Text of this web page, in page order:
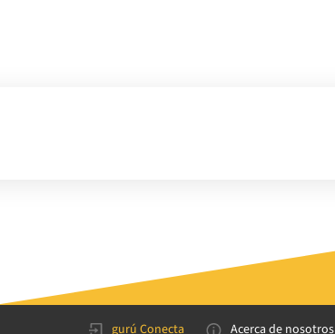
gurú Conecta Acerca de nosotros